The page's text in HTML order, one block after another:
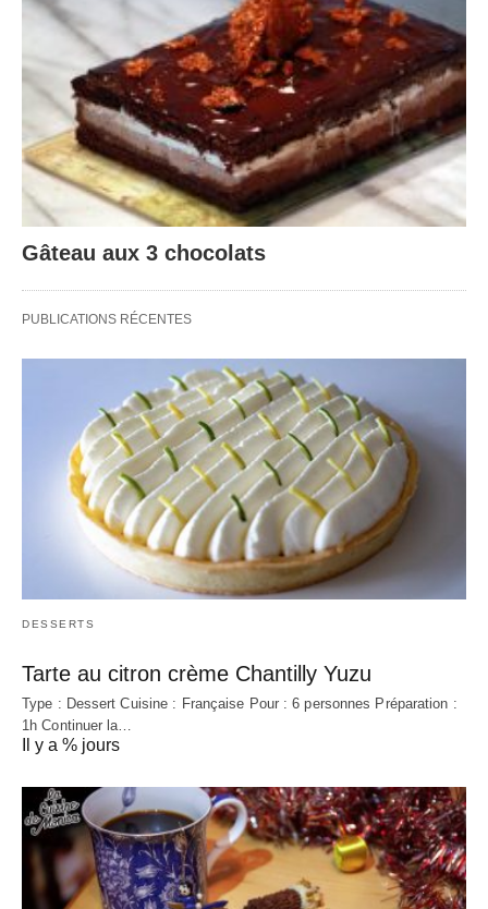
Gâteau aux 3 chocolats
PUBLICATIONS RÉCENTES
DESSERTS
Tarte au citron crème Chantilly Yuzu
Type : Dessert Cuisine : Française Pour : 6 personnes Préparation :
1h Continuer la…
Il y a % jours